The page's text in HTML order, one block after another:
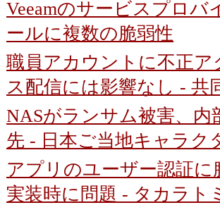
Veeamのサービスプロバ
ールに複数の脆弱性
職員アカウントに不正ア
ス配信には影響なし - 共
NASがランサム被害、内
先 - 日本ご当地キャラク
アプリのユーザー認証に
実装時に問題 - タカラト